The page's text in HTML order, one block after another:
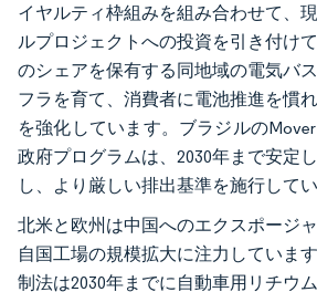
イヤルティ枠組みを組み合わせて、
ルプロジェクトへの投資を引き付け
のシェアを保有する同地域の電気バ
フラを育て、消費者に電池推進を慣
を強化しています。ブラジルの
政府プログラムは、2030年まで安定
し、より厳しい排出基準を施行してい
北米と欧州は中国へのエクスポージ
自国工場の規模拡大に注力していま
制法は2030年までに自動車用リチウ